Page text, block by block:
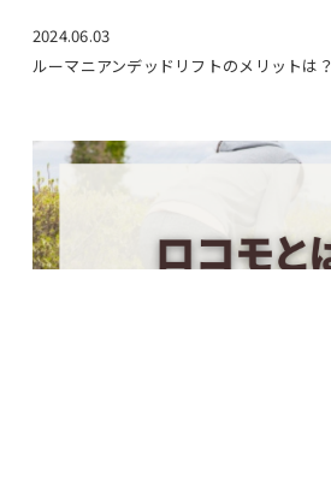
2024.06.03
ルーマニアンデッドリフトのメリットは？